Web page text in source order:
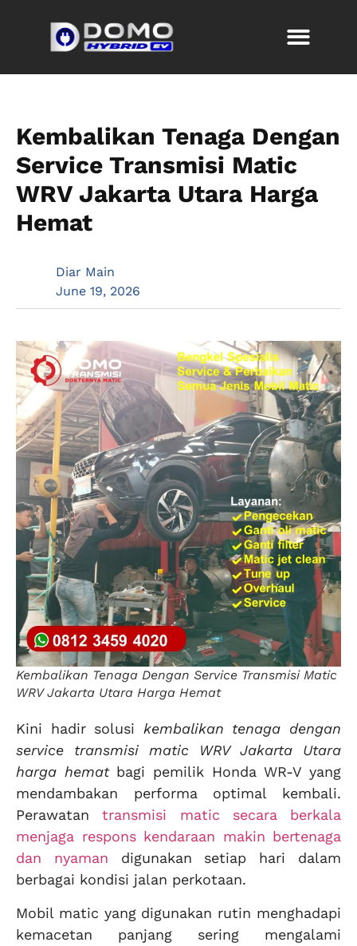
Kembalikan Tenaga Dengan
Service Transmisi Matic
WRV Jakarta Utara Harga
Hemat
Diar Main
June 19, 2026
Kembalikan Tenaga Dengan Service Transmisi Matic
WRV Jakarta Utara Harga Hemat
Kini hadir solusi kembalikan tenaga dengan
service transmisi matic WRV Jakarta Utara
harga hematbagi pemilik Honda WR-V yang
mendambakan performa optimal kembali.
Perawatantransmisi matic secara berkala
menjaga respons kendaraan makin bertenaga
dan nyaman digunakan setiap hari dalam
berbagai kondisi jalan perkotaan.
Mobil matic yang digunakan rutin menghadapi
kemacetan panjang sering mengalami